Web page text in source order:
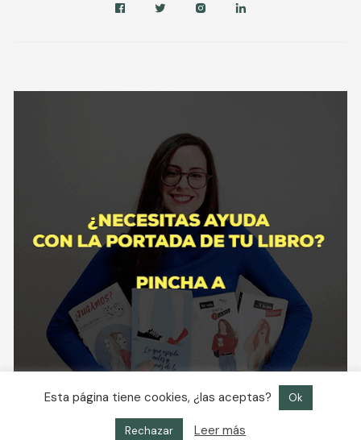
Esta página tiene cookies, ¿las aceptas? Ok
Rechazar Leer más